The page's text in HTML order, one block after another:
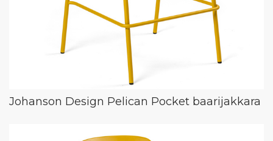
Johanson Design Pelican Pocket baarijakkara